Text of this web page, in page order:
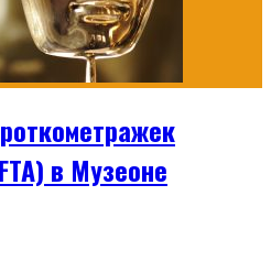
в Музеоне